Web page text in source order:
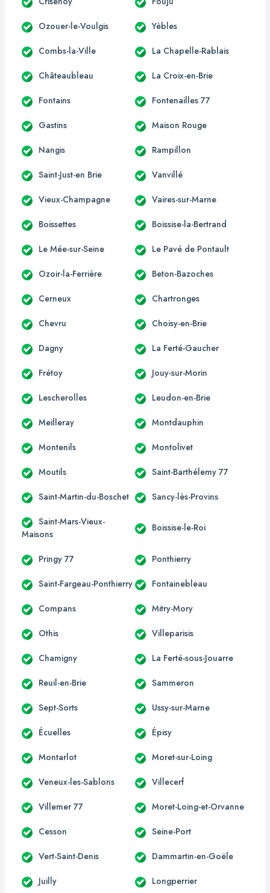
Ozouer-le-Voulgis Yèbles
Combs-la-Ville La Chapelle-Rablais
Châteaubleau La Croix-en-Brie
Fontains Fontenailles 77
Gastins Maison Rouge
Nangis Rampillon
Saint-Just-en Brie Vanvillé
Vieux-Champagne Vaires-sur-Marne
Boissettes Boissise-la-Bertrand
Le Mée-sur-Seine Le Pavé de Pontault
Ozoir-la-Ferrière Beton-Bazoches
Cerneux Chartronges
Chevru Choisy-en-Brie
Dagny La Ferté-Gaucher
Frétoy Jouy-sur-Morin
Lescherolles Leudon-en-Brie
Meilleray Montdauphin
Montenils Montolivet
Moutils Saint-Barthélemy 77
Saint-Martin-du-Boschet Sancy-lès-Provins
Saint-Mars-Vieux-
Maisons
Boissise-le-Roi
Pringy 77 Ponthierry
Saint-Fargeau-Ponthierry Fontainebleau
Compans Mitry-Mory
Othis Villeparisis
Chamigny La Ferté-sous-Jouarre
Reuil-en-Brie Sammeron
Sept-Sorts Ussy-sur-Marne
Écuelles Épisy
Montarlot Moret-sur-Loing
Veneux-les-Sablons Villecerf
Villemer 77 Moret-Loing-et-Orvanne
Cesson Seine-Port
Vert-Saint-Denis Dammartin-en-Goële
Juilly Longperrier